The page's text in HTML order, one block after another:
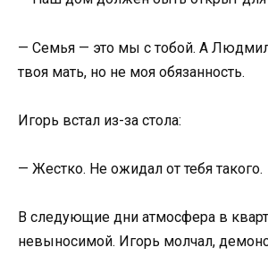
— Семья — это мы с тобой. А
твоя мать, но не моя обязанность.
Игорь встал из-за стола:
— Жестко. Не ожидал от тебя такого.
В следующие дни атмосфера в
невыносимой. Игорь молчал,